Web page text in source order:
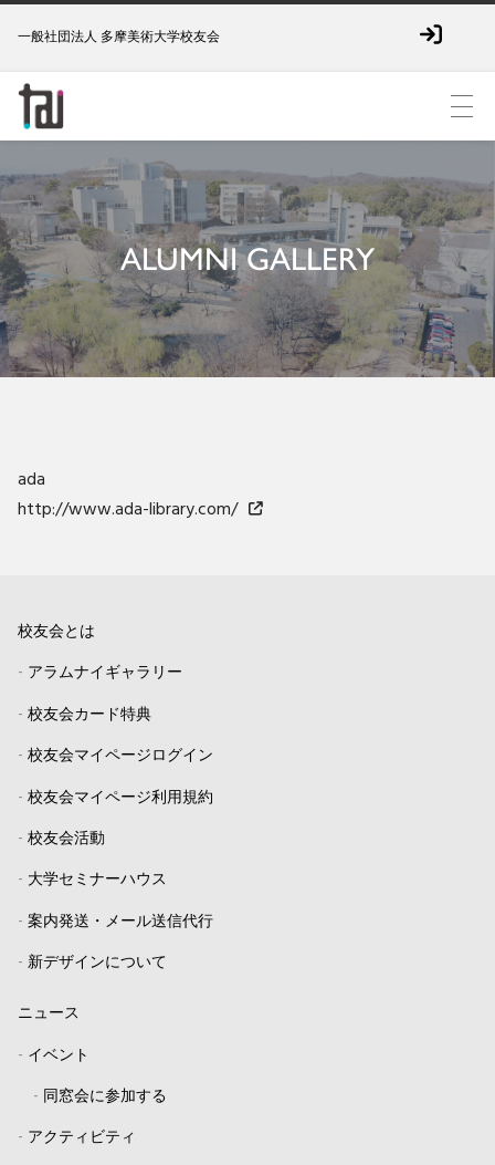
一般社団法人 多摩美術大学校友会
ALUMNI GALLERY
ada
http://www.ada-library.com/
校友会とは
- アラムナイギャラリー
- 校友会カード特典
- 校友会マイページログイン
- 校友会マイページ利用規約
- 校友会活動
- 大学セミナーハウス
- 案内発送・メール送信代行
- 新デザインについて
ニュース
- イベント
- 同窓会に参加する
- アクティビティ